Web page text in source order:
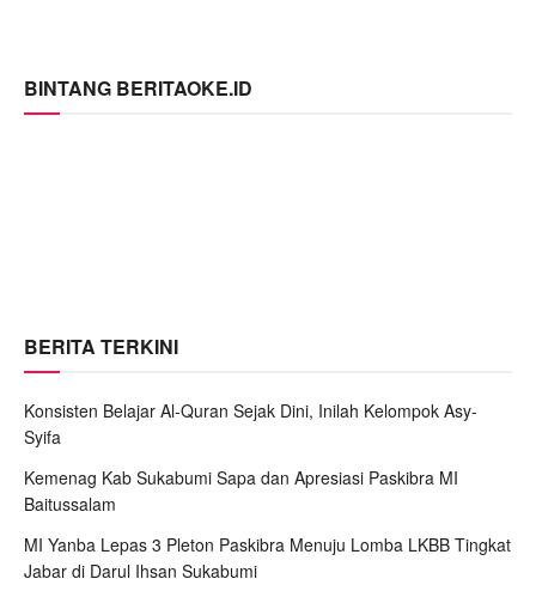
BINTANG BERITAOKE.ID
BERITA TERKINI
Konsisten Belajar Al-Quran Sejak Dini, Inilah Kelompok Asy-
Syifa
Kemenag Kab Sukabumi Sapa dan Apresiasi Paskibra MI
Baitussalam
MI Yanba Lepas 3 Pleton Paskibra Menuju Lomba LKBB Tingkat
Jabar di Darul Ihsan Sukabumi